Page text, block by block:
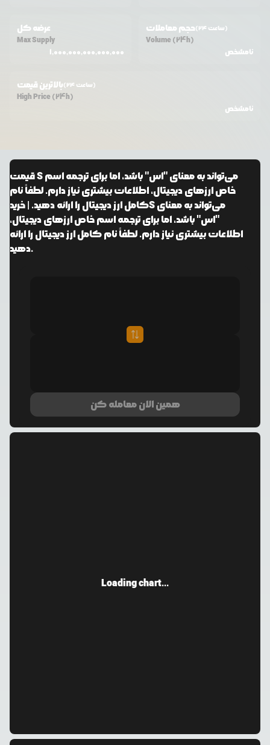
عرضه کل
Max Supply
1,000,000,000,000,000
حجم معاملات (24 ساعت)
Volume (24h)
نامشخص
بالاترین قیمت (24 ساعت)
High Price (24h)
نامشخص
S می‌تواند به معنای "اس" باشد، اما برای ترجمه اسم
خاص ارزهای دیجیتال، اطلاعات بیشتری نیاز دارم. لطفاً نام
کامل ارز دیجیتال را ارائه دهید. | خرید
S می‌تواند به معنای
"اس" باشد، اما برای ترجمه اسم خاص ارزهای دیجیتال،
اطلاعات بیشتری نیاز دارم. لطفاً نام کامل ارز دیجیتال را ارائه
دهید.
همین الان معامله کن
Loading chart...